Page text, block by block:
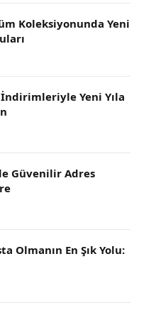
Koleksiyonunda Yeni
İndirimleriyle Yeni Yıla
Güvenilir Adres
Olmanın En Şık Yolu: